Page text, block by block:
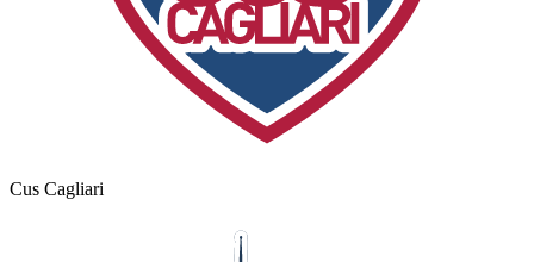
Cus Cagliari